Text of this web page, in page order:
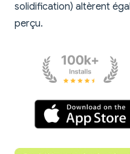
solidification) altèrent
perçu.